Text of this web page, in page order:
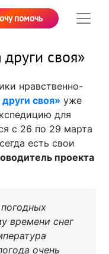
помочь
своя»
нравственно-
своя» уже
для
с 26 по 29 марта
есть свои
проекта
времени снег
очень